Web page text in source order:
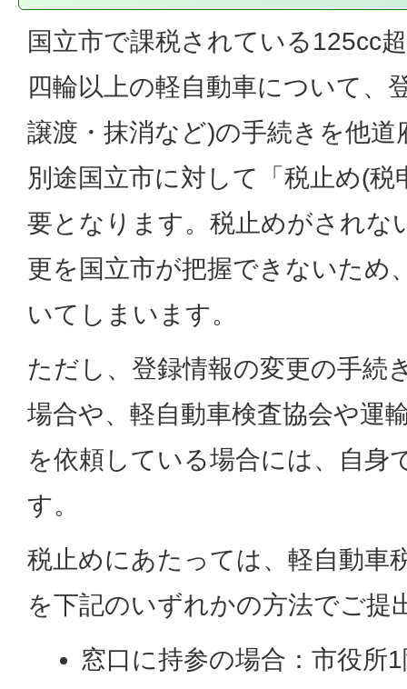
国立市で課税されている125cc
四輪以上の軽自動車について、
譲渡・抹消など)の手続きを他
別途国立市に対して「税止め(
要となります。税止めがされな
更を国立市が把握できないため
いてしまいます。
ただし、登録情報の変更の手続
場合や、軽自動車検査協会や運
を依頼している場合には、自身
す。
税止めにあたっては、軽自動車
を下記のいずれかの方法でご提
窓口に持参の場合：市役所